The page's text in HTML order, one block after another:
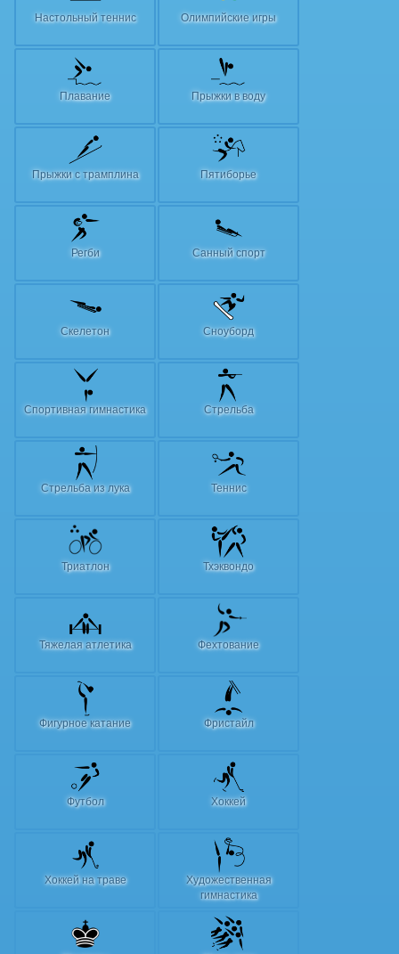
Настольный теннис Олимпийские игры
Плавание Прыжки в воду
Прыжки с трамплина Пятиборье
Регби Санный спорт
Скелетон Сноуборд
Спортивная гимнастика Стрельба
Стрельба из лука Теннис
Триатлон Тхэквондо
Тяжелая атлетика Фехтование
Фигурное катание Фристайл
Футбол Хоккей
Хоккей на траве
Художественная
гимнастика